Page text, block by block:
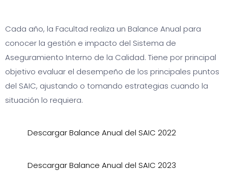
Cada año, la Facultad realiza un Balance Anual para
conocer la gestión e impacto del Sistema de
Aseguramiento Interno de la Calidad. Tiene por principal
objetivo evaluar el desempeño de los principales puntos
del SAIC, ajustando o tomando estrategias cuando la
situación lo requiera.
Descargar Balance Anual del SAIC 2022
Descargar Balance Anual del SAIC 2023